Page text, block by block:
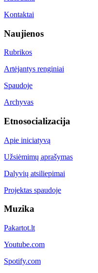
Kontaktai
Naujienos
Rubrikos
Artėjantys renginiai
Spaudoje
Archyvas
Etnosocializacija
Apie iniciatyvą
Užsiėmimų aprašymas
Dalyvių atsiliepimai
Projektas spaudoje
Muzika
Pakartot.lt
Youtube.com
Spotify.com